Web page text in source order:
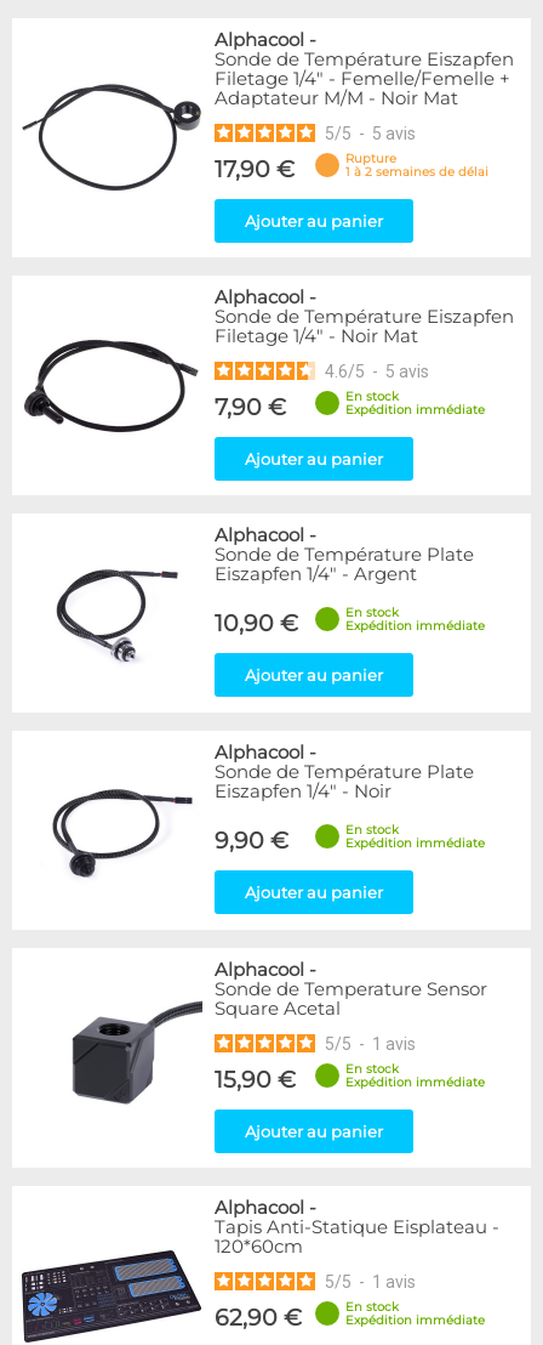
Alphacool -
Sonde de Température Eiszapfen
Filetage 1/4" - Femelle/Femelle +
Adaptateur M/M - Noir Mat
5/5 - 5 avis
17,90 €
Rupture
1 à 2 semaines de délai
Ajouter au panier
Alphacool -
Sonde de Température Eiszapfen
Filetage 1/4" - Noir Mat
4.6/5 - 5 avis
7,90 €
En stock
Expédition immédiate
Ajouter au panier
Alphacool -
Sonde de Température Plate
Eiszapfen 1/4" - Argent
10,90 €
En stock
Expédition immédiate
Ajouter au panier
Alphacool -
Sonde de Température Plate
Eiszapfen 1/4" - Noir
9,90 €
En stock
Expédition immédiate
Ajouter au panier
Alphacool -
Sonde de Temperature Sensor
Square Acetal
5/5 - 1 avis
15,90 €
En stock
Expédition immédiate
Ajouter au panier
Alphacool -
Tapis Anti-Statique Eisplateau -
120*60cm
5/5 - 1 avis
62,90 €
En stock
Expédition immédiate